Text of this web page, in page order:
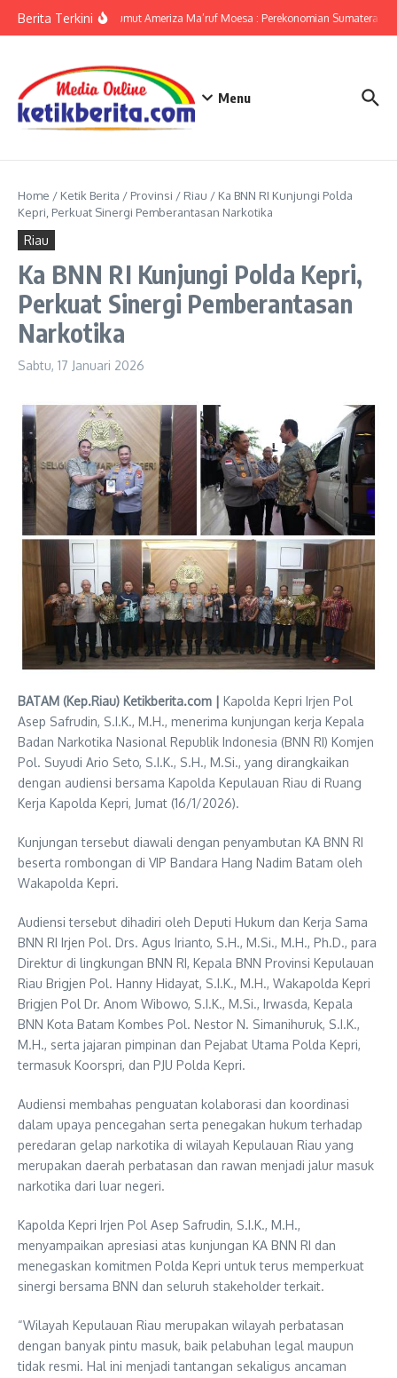
Berita TerkiniKPwBI Sumut Ameriza Ma’ruf Moesa : Perekonomian Sumatera
Menu
Home / Ketik Berita / Provinsi / Riau / Ka BNN RI Kunjungi Polda
Kepri, Perkuat Sinergi Pemberantasan Narkotika
Riau
Ka BNN RI Kunjungi Polda Kepri,
Perkuat Sinergi Pemberantasan
Narkotika
Sabtu, 17 Januari 2026
BATAM (Kep.Riau) Ketikberita.com | Kapolda Kepri Irjen Pol
Asep Safrudin, S.I.K., M.H., menerima kunjungan kerja Kepala
Badan Narkotika Nasional Republik Indonesia (BNN RI) Komjen
Pol. Suyudi Ario Seto, S.I.K., S.H., M.Si., yang dirangkaikan
dengan audiensi bersama Kapolda Kepulauan Riau di Ruang
Kerja Kapolda Kepri, Jumat (16/1/2026).
Kunjungan tersebut diawali dengan penyambutan KA BNN RI
beserta rombongan di VIP Bandara Hang Nadim Batam oleh
Wakapolda Kepri.
Audiensi tersebut dihadiri oleh Deputi Hukum dan Kerja Sama
BNN RI Irjen Pol. Drs. Agus Irianto, S.H., M.Si., M.H., Ph.D., para
Direktur di lingkungan BNN RI, Kepala BNN Provinsi Kepulauan
Riau Brigjen Pol. Hanny Hidayat, S.I.K., M.H., Wakapolda Kepri
Brigjen Pol Dr. Anom Wibowo, S.I.K., M.Si., Irwasda, Kepala
BNN Kota Batam Kombes Pol. Nestor N. Simanihuruk, S.I.K.,
M.H., serta jajaran pimpinan dan Pejabat Utama Polda Kepri,
termasuk Koorspri, dan PJU Polda Kepri.
Audiensi membahas penguatan kolaborasi dan koordinasi
dalam upaya pencegahan serta penegakan hukum terhadap
peredaran gelap narkotika di wilayah Kepulauan Riau yang
merupakan daerah perbatasan dan rawan menjadi jalur masuk
narkotika dari luar negeri.
Kapolda Kepri Irjen Pol Asep Safrudin, S.I.K., M.H.,
menyampaikan apresiasi atas kunjungan KA BNN RI dan
menegaskan komitmen Polda Kepri untuk terus memperkuat
sinergi bersama BNN dan seluruh stakeholder terkait.
“Wilayah Kepulauan Riau merupakan wilayah perbatasan
dengan banyak pintu masuk, baik pelabuhan legal maupun
tidak resmi. Hal ini menjadi tantangan sekaligus ancaman